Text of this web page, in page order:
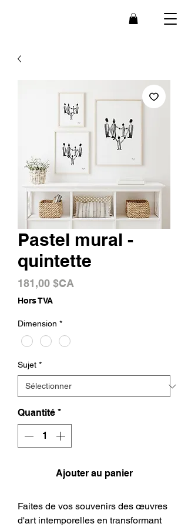
Pastel mural -
quintette
181,00 $CA
Hors TVA
Dimension *
Sujet *
Quantité *
Ajouter au panier
Faites de vos souvenirs des œuvres
d'art intemporelles en transformant